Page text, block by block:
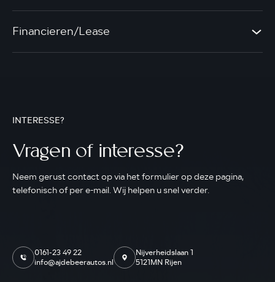
Financieren/Lease
INTERESSE?
Vragen of interesse?
Neem gerust contact op via het formulier op deze pagina,
telefonisch of per e-mail. Wij helpen u snel verder.
0161-23 49 22
info@ajdebeerautos.nl
Nijverheidslaan 1
5121MN Rijen